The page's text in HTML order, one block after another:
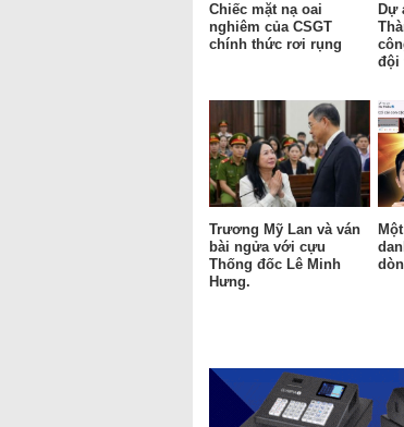
Chiếc mặt nạ oai
nghiêm của CSGT
chính thức rơi rụng
Dự
đội
Trương Mỹ Lan và ván
bài ngửa với cựu
Thống đốc Lê Minh
Hưng.